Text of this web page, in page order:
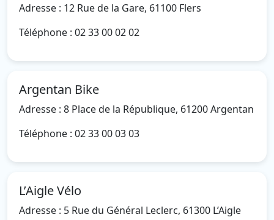
Adresse : 12 Rue de la Gare, 61100 Flers
Téléphone : 02 33 00 02 02
Argentan Bike
Adresse : 8 Place de la République, 61200 Argentan
Téléphone : 02 33 00 03 03
L’Aigle Vélo
Adresse : 5 Rue du Général Leclerc, 61300 L’Aigle